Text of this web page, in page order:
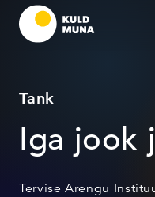
Tank
Iga jook
Tervise Arengu